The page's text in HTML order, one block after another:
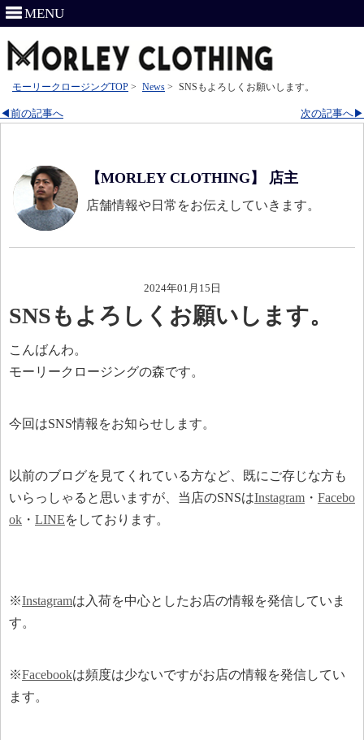
MENU
モーリークロージングTOP > News > SNSもよろしくお願いします。
次の記事へ▶
◀前の記事へ
【MORLEY CLOTHING】 店主
店舗情報や日常をお伝えしていきます。
2024年01月15日
SNSもよろしくお願いします。
こんばんわ。
モーリークロージングの森です。
今回はSNS情報をお知らせします。
以前のブログを見てくれている方など、既にご存じな方も
いらっしゃると思いますが、当店のSNSはInstagram ・ Facebo
ok ・ LINEをしております。
※Instagramは入荷を中心としたお店の情報を発信していま
す。
※Facebookは頻度は少ないですがお店の情報を発信してい
ます。